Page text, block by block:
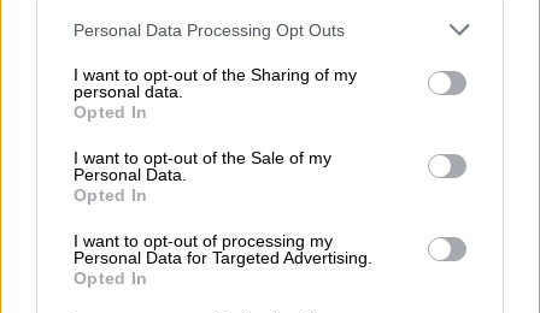
Please note that this website/app uses one or more Google
not limited to your visit or usage behaviour. You may click to
grant or deny consent to Google and its third-party tags to
use your data for below specified purposes in below Google
consent section.
Personal Data Processing Opt Outs
I want to opt-out of the Sharing of my
personal data.
Opted In
I want to opt-out of the Sale of my
Personal Data.
Opted In
I want to opt-out of processing my
Personal Data for Targeted Advertising.
Opted In